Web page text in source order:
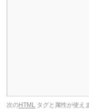
次のHTML タグと属性が使え